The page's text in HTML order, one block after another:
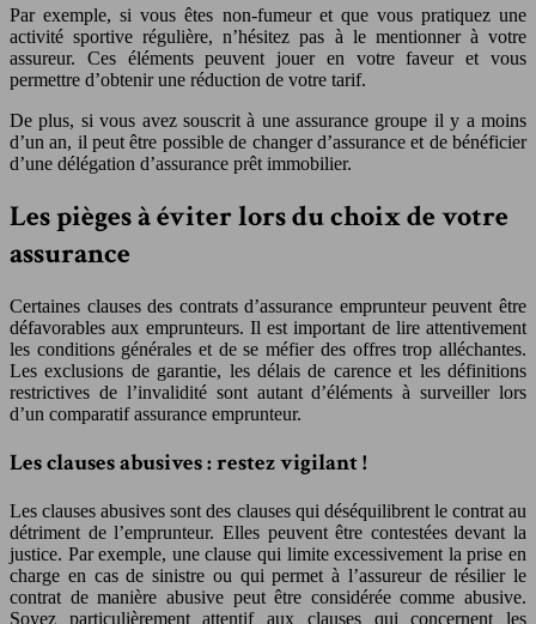
Par exemple, si vous êtes non-fumeur et que vous pratiquez une
activité sportive régulière, n’hésitez pas à le mentionner à votre
assureur. Ces éléments peuvent jouer en votre faveur et vous
permettre d’obtenir une réduction de votre tarif.
De plus, si vous avez souscrit à une assurance groupe il y a moins
d’un an, il peut être possible de changer d’assurance et de bénéficier
d’une délégation d’assurance prêt immobilier.
Les pièges à éviter lors du choix de votre
assurance
Certaines clauses des contrats d’assurance emprunteur peuvent être
défavorables aux emprunteurs. Il est important de lire attentivement
les conditions générales et de se méfier des offres trop alléchantes.
Les exclusions de garantie, les délais de carence et les définitions
restrictives de l’invalidité sont autant d’éléments à surveiller lors
d’un comparatif assurance emprunteur.
Les clauses abusives : restez vigilant !
Les clauses abusives sont des clauses qui déséquilibrent le contrat au
détriment de l’emprunteur. Elles peuvent être contestées devant la
justice. Par exemple, une clause qui limite excessivement la prise en
charge en cas de sinistre ou qui permet à l’assureur de résilier le
contrat de manière abusive peut être considérée comme abusive.
Soyez particulièrement attentif aux clauses qui concernent les